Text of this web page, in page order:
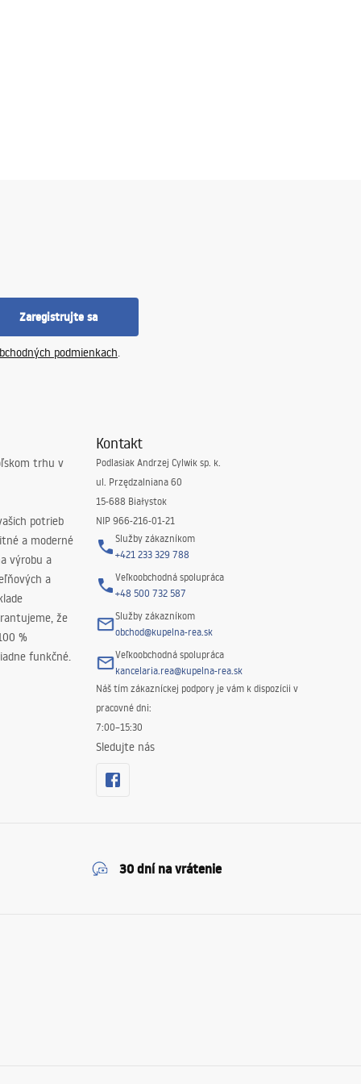
Zaregistrujte sa
podmienkach.
trhu v
potrieb
a moderné
výrobu a
a
že
%
funkčné.
Kontakt
Podlasiak Andrzej Cylwik sp. k.
ul. Przędzalniana 60
15-688 Białystok
NIP 966-216-01-21
Služby zákazníkom
+421 233 329 788
Veľkoobchodná spolupráca
+48 500 732 587
Služby zákazníkom
obchod@kupelna-rea.sk
Veľkoobchodná spolupráca
kancelaria.rea@kupelna-rea.sk
Náš tím zákazníckej podpory je vám k dispozícii v
pracovné dni:
7:00–15:30
Sledujte nás
30 dní na vrátenie